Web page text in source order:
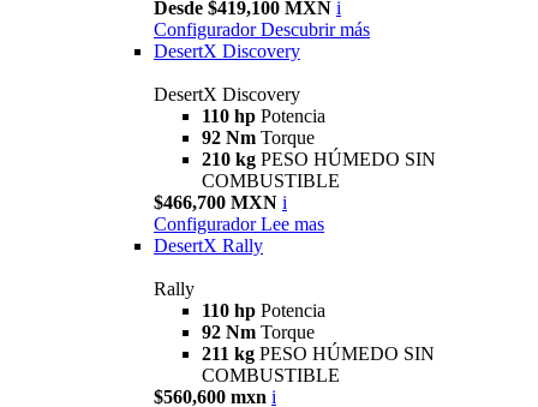
Desde $419,100 MXN i
Configurador Descubrir más
DesertX Discovery
DesertX Discovery
110 hp Potencia
92 Nm Torque
210 kg PESO HÚMEDO SIN
COMBUSTIBLE
$466,700 MXN i
Configurador Lee mas
DesertX Rally
Rally
110 hp Potencia
92 Nm Torque
211 kg PESO HÚMEDO SIN
COMBUSTIBLE
$560,600 mxn i